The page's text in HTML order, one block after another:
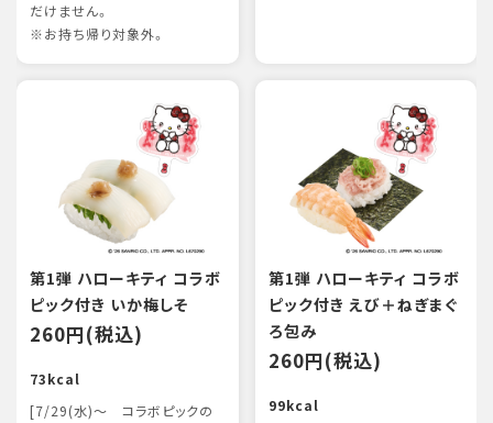
だけません。
※お持ち帰り対象外。
第1弾 ハローキティ コラボ
ピック付き いか梅しそ
260円(税込)
73kcal
[7/29(水)～ コラボピックの
第1弾 ハローキティ コラボ
ピック付き えび＋ねぎまぐ
ろ包み
260円(税込)
99kcal